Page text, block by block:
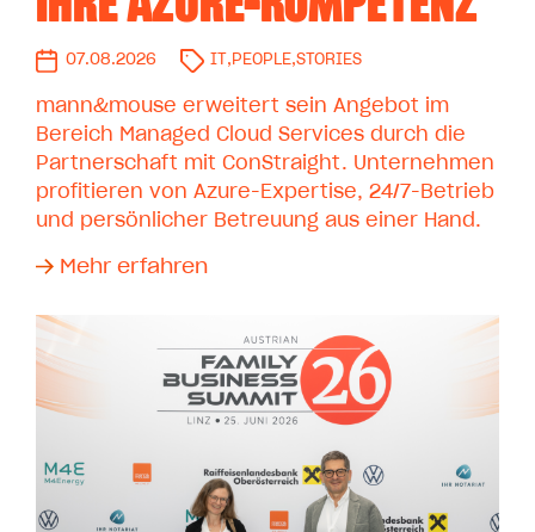
07.08.2026 IT , PEOPLE,STORIES
mann&mouse erweitert sein Angebot im
Bereich Managed Cloud Services durch die
Partnerschaft mit ConStraight. Unternehmen
profitieren von Azure-Expertise, 24/7-Betrieb
und persönlicher Betreuung aus einer Hand.
Mehr erfahren